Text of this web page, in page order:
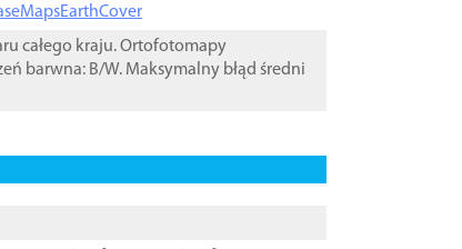
całego kraju. Ortofotomapy
barwna: B/W. Maksymalny błąd średni